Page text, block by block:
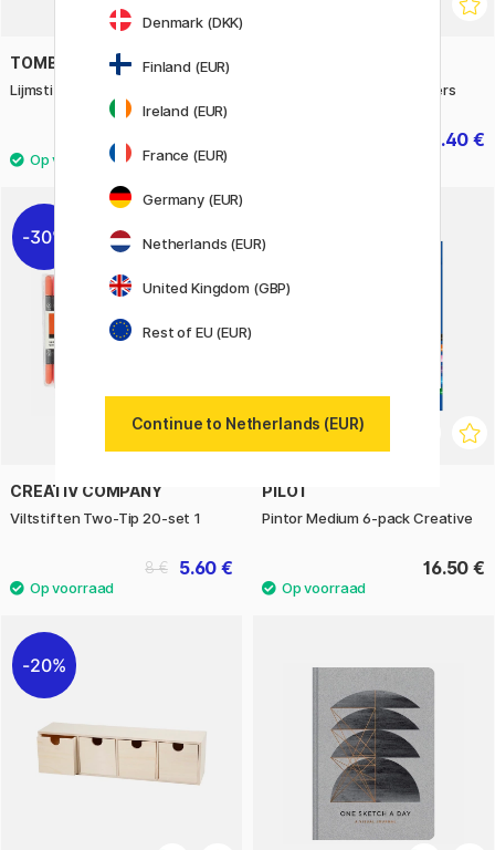
TOMBOW
Lijmstift 39g. Stempelset Letters & Cijfers
12.40 €
30%
CREATIV COMPANY
Viltstiften Two-Tip 20-set 1
5.60 €
8 €
PILOT
Pintor Medium 6-pack Creative
16.50 €
20%
Denmark (DKK)
Finland (EUR)
Ireland (EUR)
France (EUR)
Germany (EUR)
Netherlands (EUR)
United Kingdom (GBP)
Rest of EU (EUR)
Continue to Netherlands (EUR)